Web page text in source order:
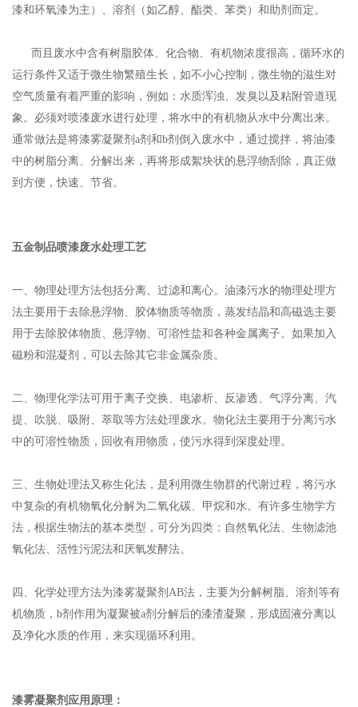
漆和环氧漆为主）、溶剂（如乙醇、酯类、苯类）和助剂而定。
而且废水中含有树脂胶体、化合物、有机物浓度很高，循环水的
运行条件又适于微生物繁殖生长，如不小心控制，微生物的滋生对
空气质量有着严重的影响，例如：水质浑浊、发臭以及粘附管道现
象。必须对喷漆废水进行处理，将水中的有机物从水中分离出来。
通常做法是将漆雾凝聚剂a剂和b剂倒入废水中，通过搅拌，将油漆
中的树脂分离、分解出来，再将形成絮块状的悬浮物刮除，真正做
到方便，快速、节省。
五金制品喷漆废水处理工艺
一、物理处理方法包括分离、过滤和离心。油漆污水的物理处理方
法主要用于去除悬浮物、胶体物质等物质，蒸发结晶和高磁选主要
用于去除胶体物质、悬浮物、可溶性盐和各种金属离子。如果加入
磁粉和混凝剂，可以去除其它非金属杂质。
二、物理化学法可用于离子交换、电渗析、反渗透、气浮分离、汽
提、吹脱、吸附、萃取等方法处理废水。物化法主要用于分离污水
中的可溶性物质，回收有用物质，使污水得到深度处理。
三、生物处理法又称生化法，是利用微生物群的代谢过程，将污水
中复杂的有机物氧化分解为二氧化碳、甲烷和水。有许多生物学方
法，根据生物法的基本类型，可分为四类：自然氧化法、生物滤池
氧化法、活性污泥法和厌氧发酵法。
四、化学处理方法为漆雾凝聚剂AB法，主要为分解树脂、溶剂等有
机物质，b剂作用为凝聚被a剂分解后的漆渣凝聚，形成固液分离以
及净化水质的作用，来实现循环利用。
漆雾凝聚剂应用原理：